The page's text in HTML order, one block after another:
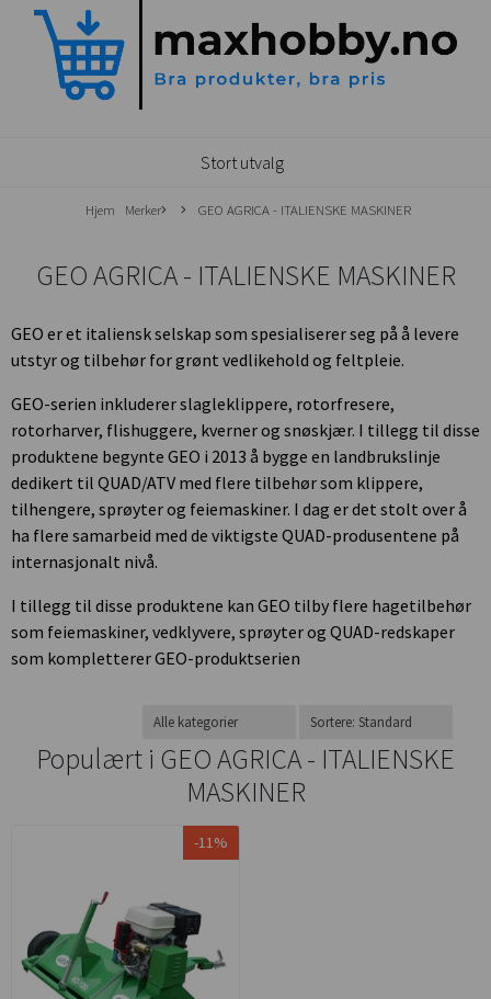
Stort utvalg
Hjem Merker GEO AGRICA - ITALIENSKE MASKINER
GEO AGRICA - ITALIENSKE MASKINER
GEO er et italiensk selskap som spesialiserer seg på å levere
utstyr og tilbehør for grønt vedlikehold og feltpleie.
GEO-serien inkluderer slagleklippere, rotorfresere,
rotorharver, flishuggere, kverner og snøskjær. I tillegg til disse
produktene begynte GEO i 2013 å bygge en landbrukslinje
dedikert til QUAD/ATV med flere tilbehør som klippere,
tilhengere, sprøyter og feiemaskiner. I dag er det stolt over å
ha flere samarbeid med de viktigste QUAD-produsentene på
internasjonalt nivå.
I tillegg til disse produktene kan GEO tilby flere hagetilbehør
som feiemaskiner, vedklyvere, sprøyter og QUAD-redskaper
som kompletterer GEO-produktserien
Populært i GEO AGRICA - ITALIENSKE
MASKINER
-11%